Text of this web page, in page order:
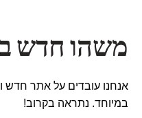
משהו חדש
אנחנו עובדים על אתר חדש
במיוחד. נתראה בקרוב!